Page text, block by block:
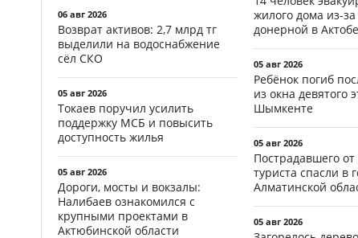
06 авг 2026
Возврат активов: 2,7 млрд тг
выделили на водоснабжение
сёл СКО
05 авг 2026
Токаев поручил усилить
поддержку МСБ и повысить
доступность жилья
05 авг 2026
Дороги, мосты и вокзалы:
Налибаев ознакомился с
крупными проектами в
Актюбинской области
жилого дома из-
донерной в Актобе
05 авг 2026
Ребёнок погиб
из окна девятого
Шымкенте
05 авг 2026
Пострадавшего
туриста спасли в
Алматинской
05 авг 2026